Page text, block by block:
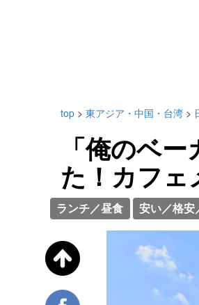
top > 東アジア・中国・台湾 >
「俺のベ
た！カフェ
ランチ／昼食 安い／格安